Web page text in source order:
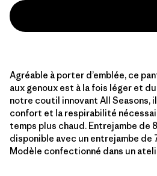
Agréable à porter d’emblée, ce
aux genoux est à la fois léger et
notre coutil innovant All Seasons,
confort et la respirabilité
temps plus chaud. Entrejambe de
disponible avec un entrejambe de
Modèle confectionné dans un